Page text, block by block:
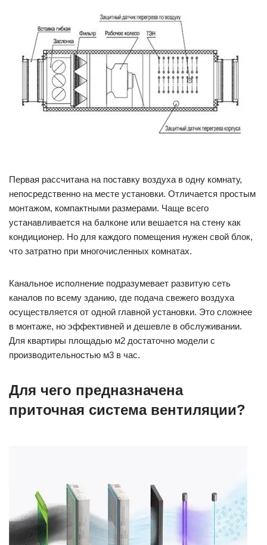
Первая рассчитана на поставку воздуха в одну комнату,
непосредственно на месте установки. Отличается простым
монтажом, компактными размерами. Чаще всего
устанавливается на балконе или вешается на стену как
кондиционер. Но для каждого помещения нужен свой блок,
что затратно при многочисленных комнатах.
Канальное исполнение подразумевает развитую сеть
каналов по всему зданию, где подача свежего воздуха
осуществляется от одной главной установки. Это сложнее
в монтаже, но эффективней и дешевле в обслуживании.
Для квартиры площадью м2 достаточно модели с
производительностью м3 в час.
Для чего предназначена
приточная система вентиляции?